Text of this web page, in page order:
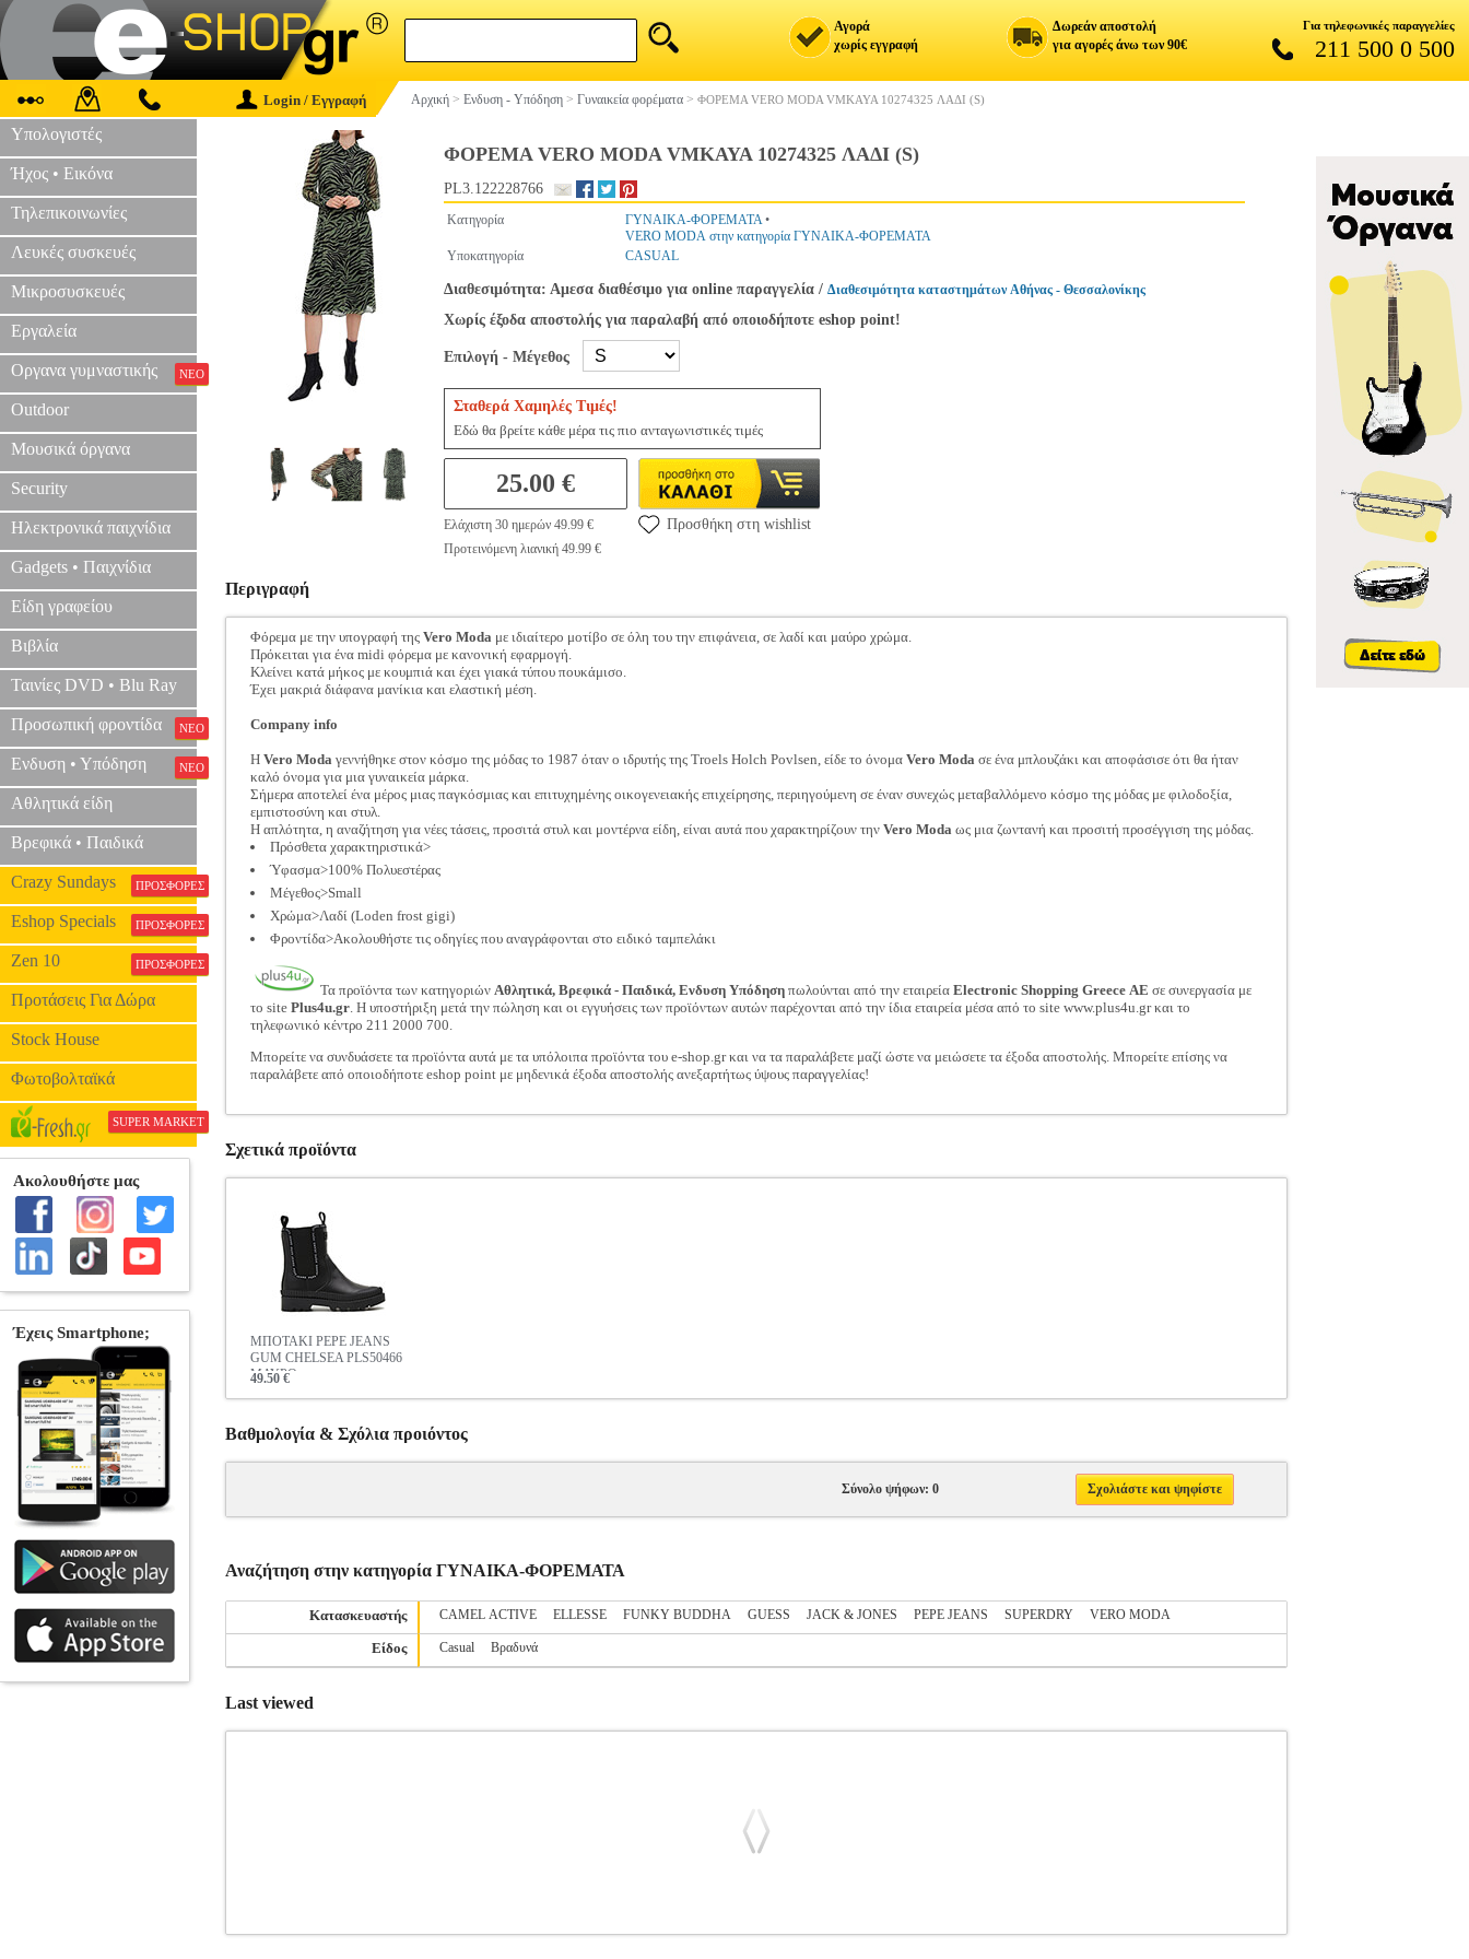
Αγορά
χωρίς εγγραφή
Δωρεάν αποστολή
για αγορές άνω των 90€
Για τηλεφωνικές παραγγελίες
211 500 0 500
Login / Εγγραφή Αρχική > Ενδυση - Υπόδηση > Γυναικεία φορέματα > ΦΟΡΕΜΑ VERO MODA VMKAYA 10274325 ΛΑΔΙ (S)
Υπολογιστές
Ήχος • Εικόνα
Τηλεπικοινωνίες
Λευκές συσκευές
Μικροσυσκευές
Εργαλεία
Οργανα γυμναστικής ΝΕΟ
Outdoor
Μουσικά όργανα
Security
Ηλεκτρονικά παιχνίδια
Gadgets • Παιχνίδια
Είδη γραφείου
Βιβλία
Ταινίες DVD • Blu Ray
Προσωπική φροντίδα ΝΕΟ
Ενδυση • Υπόδηση ΝΕΟ
Αθλητικά είδη
Βρεφικά • Παιδικά
Crazy Sundays ΠΡΟΣΦΟΡΕΣ
Eshop Specials ΠΡΟΣΦΟΡΕΣ
Zen 10 ΠΡΟΣΦΟΡΕΣ
Προτάσεις Για Δώρα
Stock House
Φωτοβολταϊκά
SUPER MARKET
ΦΟΡΕΜΑ VERO MODA VMKAYA 10274325 ΛΑΔΙ (S)
PL3.122228766
Κατηγορία ΓΥΝΑΙΚΑ-ΦΟΡΕΜΑΤΑ•
VERO MODA στην κατηγορία ΓΥΝΑΙΚΑ-ΦΟΡΕΜΑΤΑ
Υποκατηγορία
CASUAL
Διαθεσιμότητα: Αμεσα διαθέσιμο για online παραγγελία / Διαθεσιμότητα καταστημάτων Αθήνας - Θεσσαλονίκης
Χωρίς έξοδα αποστολής για παραλαβή από οποιοδήποτε eshop point!
Επιλογή - Μέγεθος
Σταθερά Χαμηλές Τιμές!
Εδώ θα βρείτε κάθε μέρα τις πιο ανταγωνιστικές τιμές
25.00 €
Ελάχιστη 30 ημερών 49.99 €
Προτεινόμενη λιανική 49.99 €
Προσθήκη στη wishlist
Περιγραφή
Φόρεμα με την υπογραφή της Vero Moda με ιδιαίτερο μοτίβο σε όλη του την επιφάνεια, σε λαδί και μαύρο χρώμα.
Πρόκειται για ένα midi φόρεμα με κανονική εφαρμογή.
Κλείνει κατά μήκος με κουμπιά και έχει γιακά τύπου πουκάμισο.
Έχει μακριά διάφανα μανίκια και ελαστική μέση.
Company info
Η Vero Moda γεννήθηκε στον κόσμο της μόδας το 1987 όταν ο ιδρυτής της Troels Holch Povlsen, είδε το όνομα Vero Moda σε ένα μπλουζάκι και αποφάσισε ότι θα ήταν
καλό όνομα για μια γυναικεία μάρκα.
Σήμερα αποτελεί ένα μέρος μιας παγκόσμιας και επιτυχημένης οικογενειακής επιχείρησης, περιηγούμενη σε έναν συνεχώς μεταβαλλόμενο κόσμο της μόδας με φιλοδοξία,
εμπιστοσύνη και στυλ.
Η απλότητα, η αναζήτηση για νέες τάσεις, προσιτά στυλ και μοντέρνα είδη, είναι αυτά που χαρακτηρίζουν την Vero Moda ως μια ζωντανή και προσιτή προσέγγιση της μόδας.
Πρόσθετα χαρακτηριστικά>
Ύφασμα>100% Πολυεστέρας
Μέγεθος>Small
Χρώμα>Λαδί (Loden frost gigi)
Φροντίδα>Ακολουθήστε τις οδηγίες που αναγράφονται στο ειδικό ταμπελάκι
Τα προϊόντα των κατηγοριών Αθλητικά, Βρεφικά - Παιδικά, Ενδυση Υπόδηση πωλούνται από την εταιρεία Electronic Shopping Greece ΑΕ σε συνεργασία με
το site Plus4u.gr. Η υποστήριξη μετά την πώληση και οι εγγυήσεις των προϊόντων αυτών παρέχονται από την ίδια εταιρεία μέσα από το site www.plus4u.gr και το
τηλεφωνικό κέντρο 211 2000 700.
Μπορείτε να συνδυάσετε τα προϊόντα αυτά με τα υπόλοιπα προϊόντα του e-shop.gr και να τα παραλάβετε μαζί ώστε να μειώσετε τα έξοδα αποστολής. Μπορείτε επίσης να
παραλάβετε από οποιοδήποτε eshop point με μηδενικά έξοδα αποστολής ανεξαρτήτως ύψους παραγγελίας!
Σχετικά προϊόντα
ΜΠΟΤΑΚΙ PEPE JEANS
GUM CHELSEA PLS50466
ΜΑΥΡΟ
49.50 €
Βαθμολογία & Σχόλια προιόντος
Σύνολο ψήφων: 0 Σχολιάστε και ψηφίστε
Αναζήτηση στην κατηγορία ΓΥΝΑΙΚΑ-ΦΟΡΕΜΑΤΑ
Κατασκευαστής CAMEL ACTIVE ELLESSE FUNKY BUDDHA GUESS JACK & JONES PEPE JEANS SUPERDRY VERO MODA
Είδος Casual Βραδυνά
Last viewed